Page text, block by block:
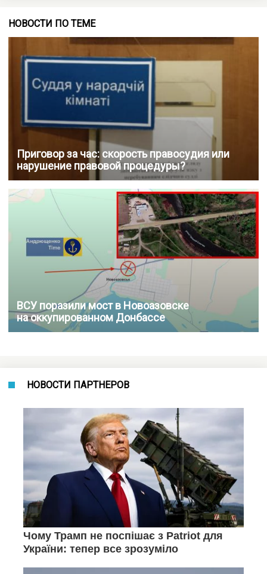
НОВОСТИ ПО ТЕМЕ
Приговор за час: скорость правосудия или
нарушение правовой процедуры?
ВСУ поразили мост в Новоазовске
на оккупированном Донбассе
НОВОСТИ ПАРТНЕРОВ